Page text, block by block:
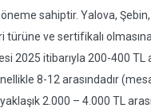
sahiptir. Yalova, Şebin,
ve sertifikalı
2025 itibarıyla 200-400
8-12 arasındadır
2.000 – 4.000 TL